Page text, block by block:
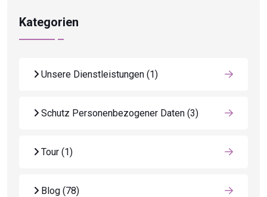
Kategorien
Unsere Dienstleistungen (1)
Schutz Personenbezogener Daten (3)
Tour (1)
Blog (78)